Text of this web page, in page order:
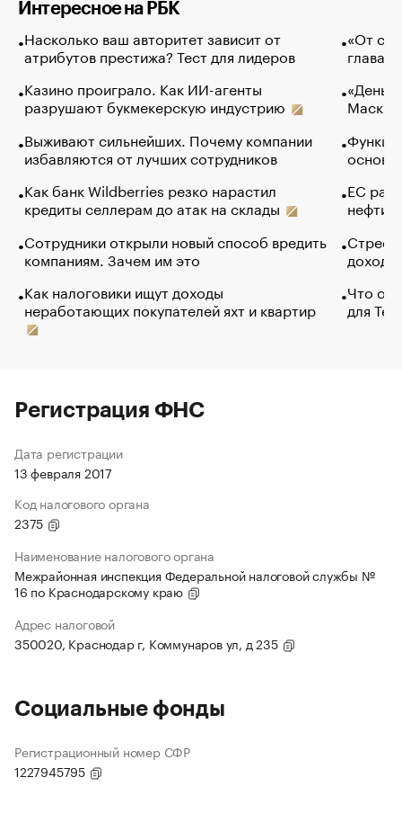
Интересное на РБК
Насколько ваш авторитет зависит от
атрибутов престижа? Тест для лидеров
Казино проиграло. Как ИИ-агенты
разрушают букмекерскую индустрию
Выживают сильнейших. Почему компании
избавляются от лучших сотрудников
Как банк Wildberries резко нарастил
кредиты селлерам до атак на склады
Сотрудники открыли новый способ вредить
компаниям. Зачем им это
Как налоговики ищут доходы
неработающих покупателей яхт и квартир
«От
глава
Маск в
основ
ЕС
нефти
Что
для
Регистрация ФНС
Дата регистрации
13 февраля 2017
Код налогового органа
2375
Наименование налогового органа
Межрайонная инспекция Федеральной налоговой службы №
16 по Краснодарскому краю
Адрес налоговой
350020, Краснодар г, Коммунаров ул, д 235
Социальные фонды
Регистрационный номер СФР
1227945795